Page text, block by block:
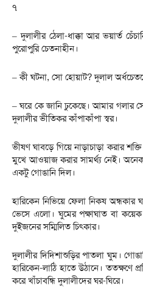
৭
– দুলালীর ঠেলা-ধাক্কা আর ভয়ার্ত
পুরোপুরি চেতনাহীন।
– কী ঘটনা, সো হোয়াট? দুলাল
– ঘরে কে জানি ঢুকেছে। আমার গলার
দুলালীর ভীতিকর কাঁপাকাঁপা স্বর।
ভীষণ ঘাবড়ে গিয়ে নাড়াচাড়া করার
মুখে আওয়াজ করার সামর্থ্য নেই।
একটু গোঙানি দিল।
হারিকেন নিভিয়ে ফেলা নিকষ অন্ধকার
ভেসে এলো। ঘুমের পক্ষাঘাত বা কয়েক
দুইজনের সম্মিলিত চিৎকার।
দুলালীর দিদিশাশুড়ির পাতলা ঘুম।
হারিকেন-লাঠি হাতে উঠানে। ততক্ষণে
করে খাঁচাবন্ধি দুলালীদের ঘর-ঘিরে।